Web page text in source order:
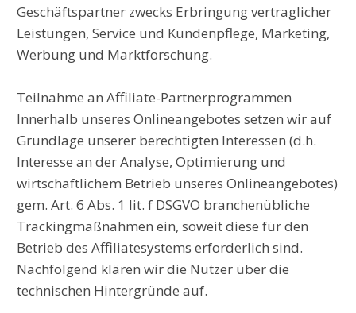
Geschäftspartner zwecks Erbringung vertraglicher
Leistungen, Service und Kundenpflege, Marketing,
Werbung und Marktforschung.
Teilnahme an Affiliate-Partnerprogrammen
Innerhalb unseres Onlineangebotes setzen wir auf
Grundlage unserer berechtigten Interessen (d.h.
Interesse an der Analyse, Optimierung und
wirtschaftlichem Betrieb unseres Onlineangebotes)
gem. Art. 6 Abs. 1 lit. f DSGVO branchenübliche
Trackingmaßnahmen ein, soweit diese für den
Betrieb des Affiliatesystems erforderlich sind.
Nachfolgend klären wir die Nutzer über die
technischen Hintergründe auf.